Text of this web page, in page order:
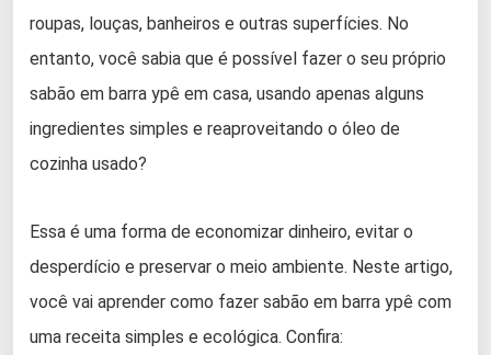
roupas, louças, banheiros e outras superfícies. No
entanto, você sabia que é possível fazer o seu próprio
sabão em barra ypê em casa, usando apenas alguns
ingredientes simples e reaproveitando o óleo de
cozinha usado?
Essa é uma forma de economizar dinheiro, evitar o
desperdício e preservar o meio ambiente. Neste artigo,
você vai aprender como fazer sabão em barra ypê com
uma receita simples e ecológica. Confira: